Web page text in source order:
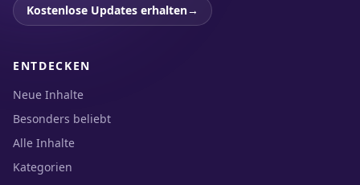
Kostenlose Updates erhalten→
ENTDECKEN
Neue Inhalte
Besonders beliebt
Alle Inhalte
Kategorien